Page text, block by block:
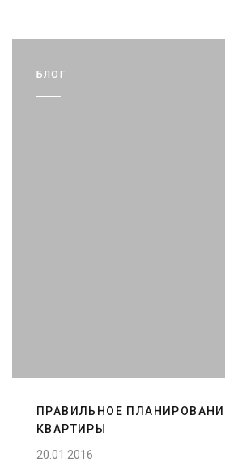
БЛОГ
ПРАВИЛЬНОЕ
КВАРТИРЫ
20.01.2016